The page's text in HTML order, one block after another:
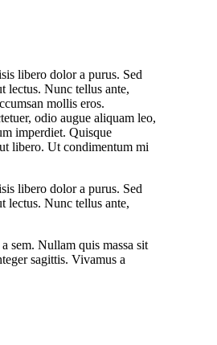
libero dolor a purus. Sed
lectus. Nunc tellus ante,
mollis eros.
odio augue aliquam leo,
imperdiet. Quisque
libero. Ut condimentum mi
libero dolor a purus. Sed
lectus. Nunc tellus ante,
sem. Nullam quis massa sit
sagittis. Vivamus a